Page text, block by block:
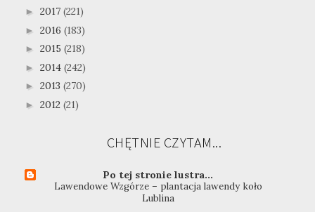
► 2017 (221)
► 2016 (183)
► 2015 (218)
► 2014 (242)
► 2013 (270)
► 2012 (21)
CHĘTNIE CZYTAM...
Po tej stronie lustra...
Lawendowe Wzgórze – plantacja lawendy koło
Lublina